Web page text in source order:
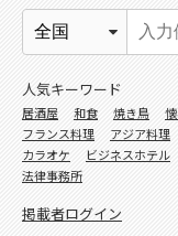
人気キーワード
居酒屋 和食 焼き鳥
フランス料理
アジア料理
カラオケ
ビジネスホテル
法律事務所
掲載者ログイン